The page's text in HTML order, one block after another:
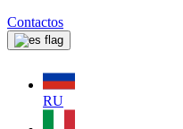
Contactos
RU